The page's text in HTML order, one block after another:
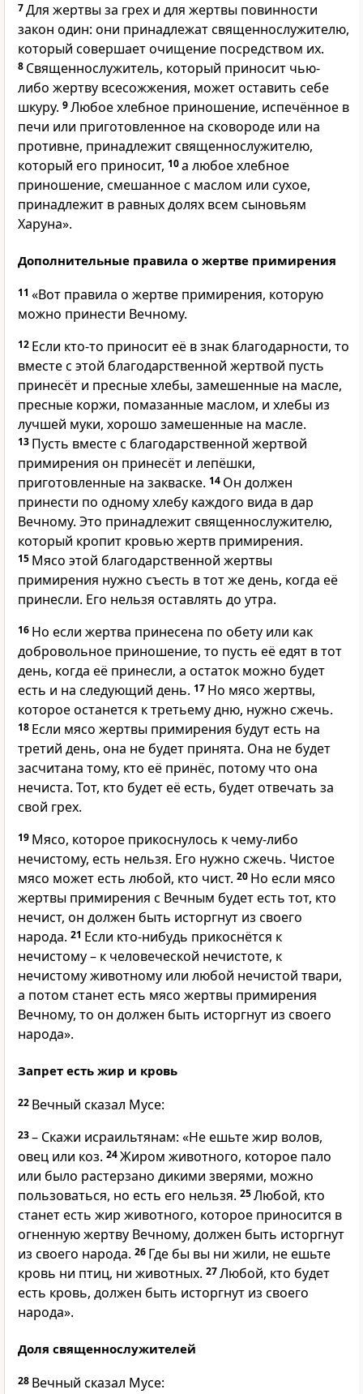
7Для жертвы за грех и для жертвы повинности
закон один: они принадлежат священнослужителю,
который совершает очищение посредством их.
8 Священнослужитель, который приносит чью-
либо жертву всесожжения, может оставить себе
шкуру. 9Любое хлебное приношение, испечённое в
печи или приготовленное на сковороде или на
противне, принадлежит священнослужителю,
который его приносит, 10а любое хлебное
приношение, смешанное с маслом или сухое,
принадлежит в равных долях всем сыновьям
Харуна».
Дополнительные правила о жертве примирения
11 «Вот правила о жертве примирения, которую
можно принести Вечному.
12 Если кто-то приносит её в знак благодарности, то
вместе с этой благодарственной жертвой пусть
принесёт и пресные хлебы, замешенные на масле,
пресные коржи, помазанные маслом, и хлебы из
лучшей муки, хорошо замешенные на масле.
13 Пусть вместе с благодарственной жертвой
примирения он принесёт и лепёшки,
приготовленные на закваске. 14 Он должен
принести по одному хлебу каждого вида в дар
Вечному. Это принадлежит священнослужителю,
который кропит кровью жертв примирения.
15 Мясо этой благодарственной жертвы
примирения нужно съесть в тот же день, когда её
принесли. Его нельзя оставлять до утра.
16 Но если жертва принесена по обету или как
добровольное приношение, то пусть её едят в тот
день, когда её принесли, а остаток можно будет
есть и на следующий день. 17 Но мясо жертвы,
которое останется к третьему дню, нужно сжечь.
18 Если мясо жертвы примирения будут есть на
третий день, она не будет принята. Она не будет
засчитана тому, кто её принёс, потому что она
нечиста. Тот, кто будет её есть, будет отвечать за
свой грех.
19 Мясо, которое прикоснулось к чему-либо
нечистому, есть нельзя. Его нужно сжечь. Чистое
мясо может есть любой, кто чист. 20 Но если мясо
жертвы примирения с Вечным будет есть тот, кто
нечист, он должен быть исторгнут из своего
народа. 21 Если кто-нибудь прикоснётся к
нечистому – к человеческой нечистоте, к
нечистому животному или любой нечистой твари,
а потом станет есть мясо жертвы примирения
Вечному, то он должен быть исторгнут из своего
народа».
Запрет есть жир и кровь
22 Вечный сказал Мусе:
23– Скажи исраильтянам: «Не ешьте жир волов,
овец или коз. 24Жиром животного, которое пало
или было растерзано дикими зверями, можно
пользоваться, но есть его нельзя. 25Любой, кто
станет есть жир животного, которое приносится в
огненную жертву Вечному, должен быть исторгнут
из своего народа. 26 Где бы вы ни жили, не ешьте
кровь ни птиц, ни животных. 27Любой, кто будет
есть кровь, должен быть исторгнут из своего
народа».
Доля священнослужителей
28 Вечный сказал Мусе: